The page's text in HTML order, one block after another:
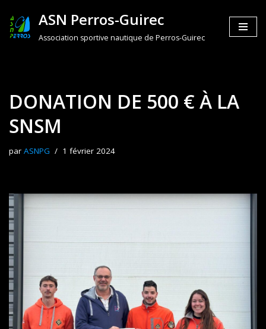
Aller
ASN Perros-Guirec
Association sportive nautique de Perros-Guirec
DONATION DE 500 € À LA
SNSM
par ASNPG 1 février 2024